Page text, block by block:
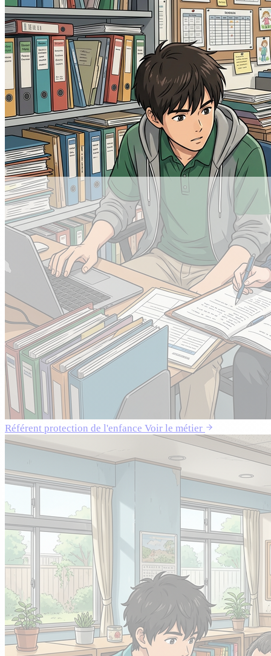
Référent protection de l'enfance Voir le métier